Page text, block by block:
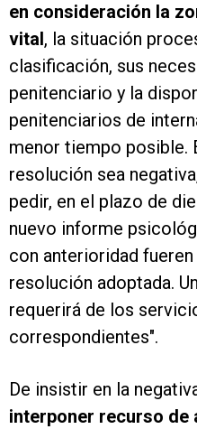
en consideración la
vital, la situación
clasificación, sus
penitenciario y la
penitenciarios de
menor tiempo posible.
resolución sea
pedir, en el plazo de
nuevo informe
con anterioridad
resolución adoptada.
requerirá de los
correspondientes".
De insistir en la
interponer recurso de